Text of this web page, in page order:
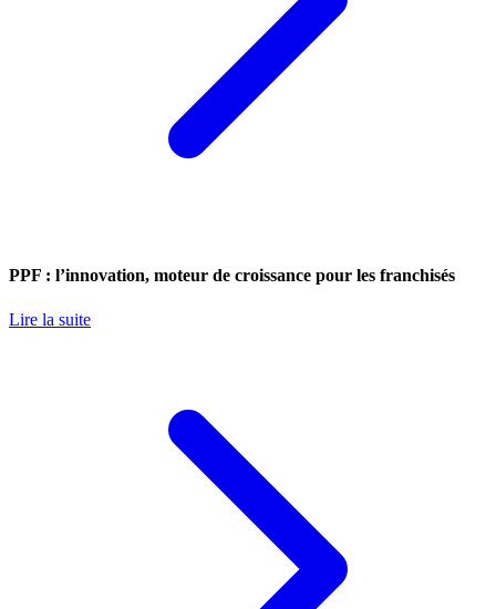
PPF : l’innovation, moteur de croissance pour les franchisés
Lire la suite